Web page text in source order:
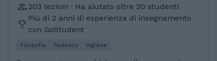
203 lezioni · Ha aiutato oltre 20 studenti
Più di 2 anni di esperienza di insegnamento
con GoStudent
Filosofia Tedesco Inglese